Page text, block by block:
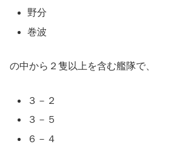
野分
巻波
の中から２隻以上を含む艦隊で、
３－２
３－５
６－４